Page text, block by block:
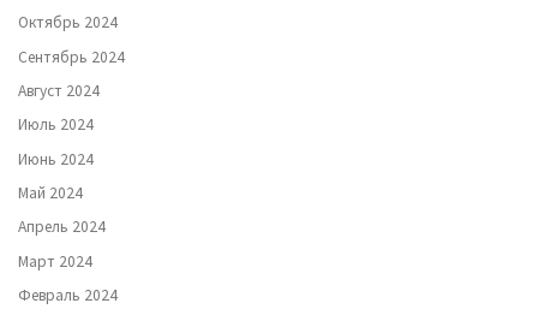
Октябрь 2024
Сентябрь 2024
Август 2024
Июль 2024
Июнь 2024
Май 2024
Апрель 2024
Март 2024
Февраль 2024